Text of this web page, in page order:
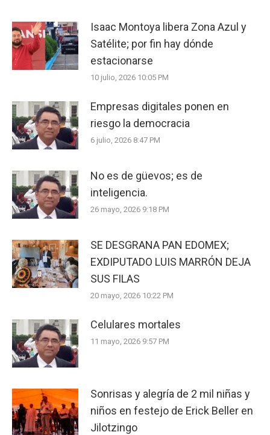
Isaac Montoya libera Zona Azul y
Satélite; por fin hay dónde
estacionarse
10 julio, 2026 10:05 PM
Empresas digitales ponen en
riesgo la democracia
6 julio, 2026 8:47 PM
No es de güevos; es de
inteligencia.
26 mayo, 2026 9:18 PM
SE DESGRANA PAN EDOMEX;
EXDIPUTADO LUIS MARRÓN DEJA
SUS FILAS
20 mayo, 2026 10:22 PM
Celulares mortales
11 mayo, 2026 9:57 PM
Sonrisas y alegría de 2 mil niñas y
niños en festejo de Erick Beller en
Jilotzingo